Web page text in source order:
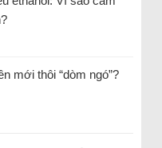
mới thôi “dòm ngó”?